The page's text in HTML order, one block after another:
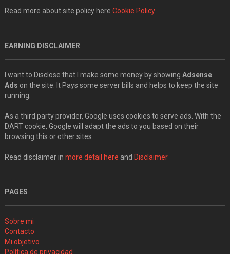
Read more about site policy here Cookie Policy
EARNING DISCLAIMER
I want to Disclose that I make some money by showing Adsense
Ads on the site. It Pays some server bills and helps to keep the site
running.
As a third party provider, Google uses cookies to serve ads. With the
DART cookie, Google will adapt the ads to you based on their
browsing this or other sites..
Read disclaimer in more detail here and Disclaimer
PAGES
Sobre mi
Contacto
Mi objetivo
Política de privacidad